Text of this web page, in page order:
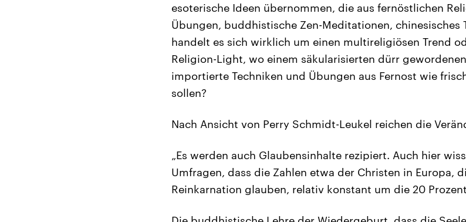
esoterische Ideen übernommen, die aus fernöstlichen
Übungen, buddhistische Zen-Meditationen, chinesisches
handelt es sich wirklich um einen multireligiösen Trend
Religion-Light, wo einem säkularisierten dürr
importierte Techniken und Übungen aus Fernost wie
sollen?
Nach Ansicht von Perry Schmidt-Leukel reichen die
„Es werden auch Glaubensinhalte rezipiert. Auch hier
Umfragen, dass die Zahlen etwa der Christen in Europa,
Reinkarnation glauben, relativ konstant um die 20